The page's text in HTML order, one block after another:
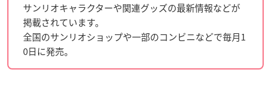
サンリオキャラクターや関連グッズの最新情報などが
掲載されています。
全国のサンリオショップや一部のコンビニなどで毎月1
0日に発売。